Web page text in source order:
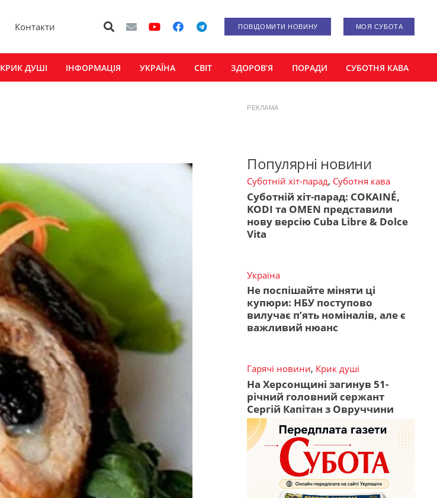
Контакти ПОВІДОМИТИ НОВИНУ МОЯ СУБОТА
КРИК ДУШІ ІНФОРМАЦІЯ УКРАЇНА СВІТ ЗДОРОВ’Я ПОРАДИ СУБОТНЯ КАВА
РЕКЛАМА
Популярні новини
Суботній хіт-парад, Суботня кава
Суботній хіт-парад: COKAINÉ,
KODI та OMEN представили
нову версію Cuba Libre & Dolce
Vita
Україна
Не поспішайте міняти ці
купюри: НБУ поступово
вилучає п’ять номіналів, але є
важливий нюанс
Гарячі новини, Крик душі
На Херсонщині загинув 51-
річний головний сержант
Сергій Капітан з Овруччини